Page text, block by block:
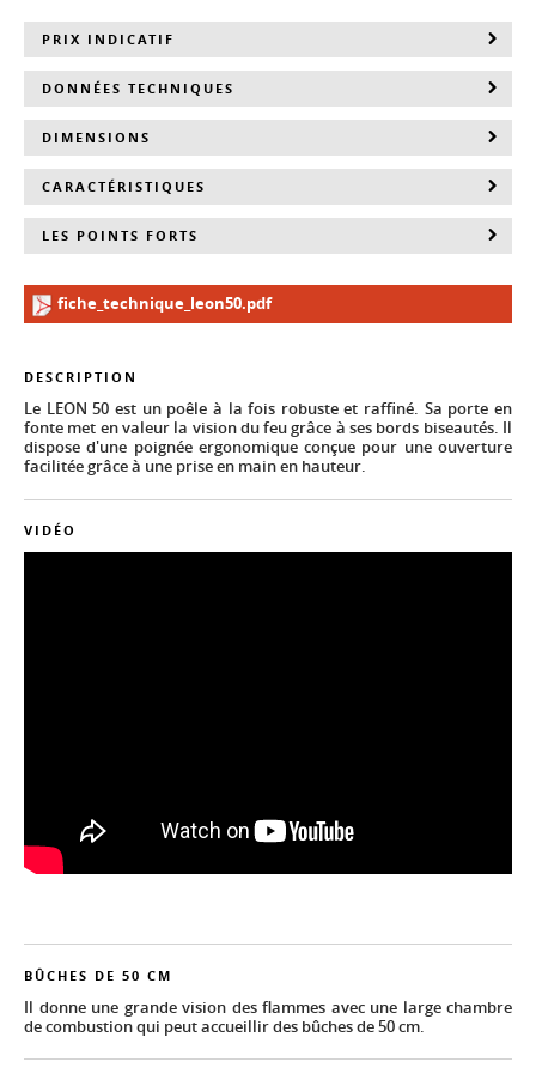
DESCRIPTION
Le LEON 50 est un poêle à la fois robuste et raffiné. Sa porte en
fonte met en valeur la vision du feu grâce à ses bords biseautés. Il
dispose d'une poignée ergonomique conçue pour une ouverture
facilitée grâce à une prise en main en hauteur.
VIDÉO
BÛCHES DE 50 CM
Il donne une grande vision des flammes avec une large chambre
de combustion qui peut accueillir des bûches de 50 cm.
PRIX INDICATIF
DONNÉES TECHNIQUES
DIMENSIONS
CARACTÉRISTIQUES
LES POINTS FORTS
fiche_technique_leon50.pdf